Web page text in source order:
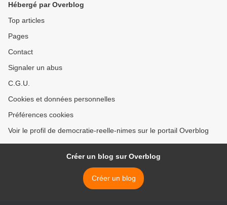
Hébergé par Overblog
Top articles
Pages
Contact
Signaler un abus
C.G.U.
Cookies et données personnelles
Préférences cookies
Voir le profil de democratie-reelle-nimes sur le portail Overblog
Créer un blog sur Overblog
Créer un blog